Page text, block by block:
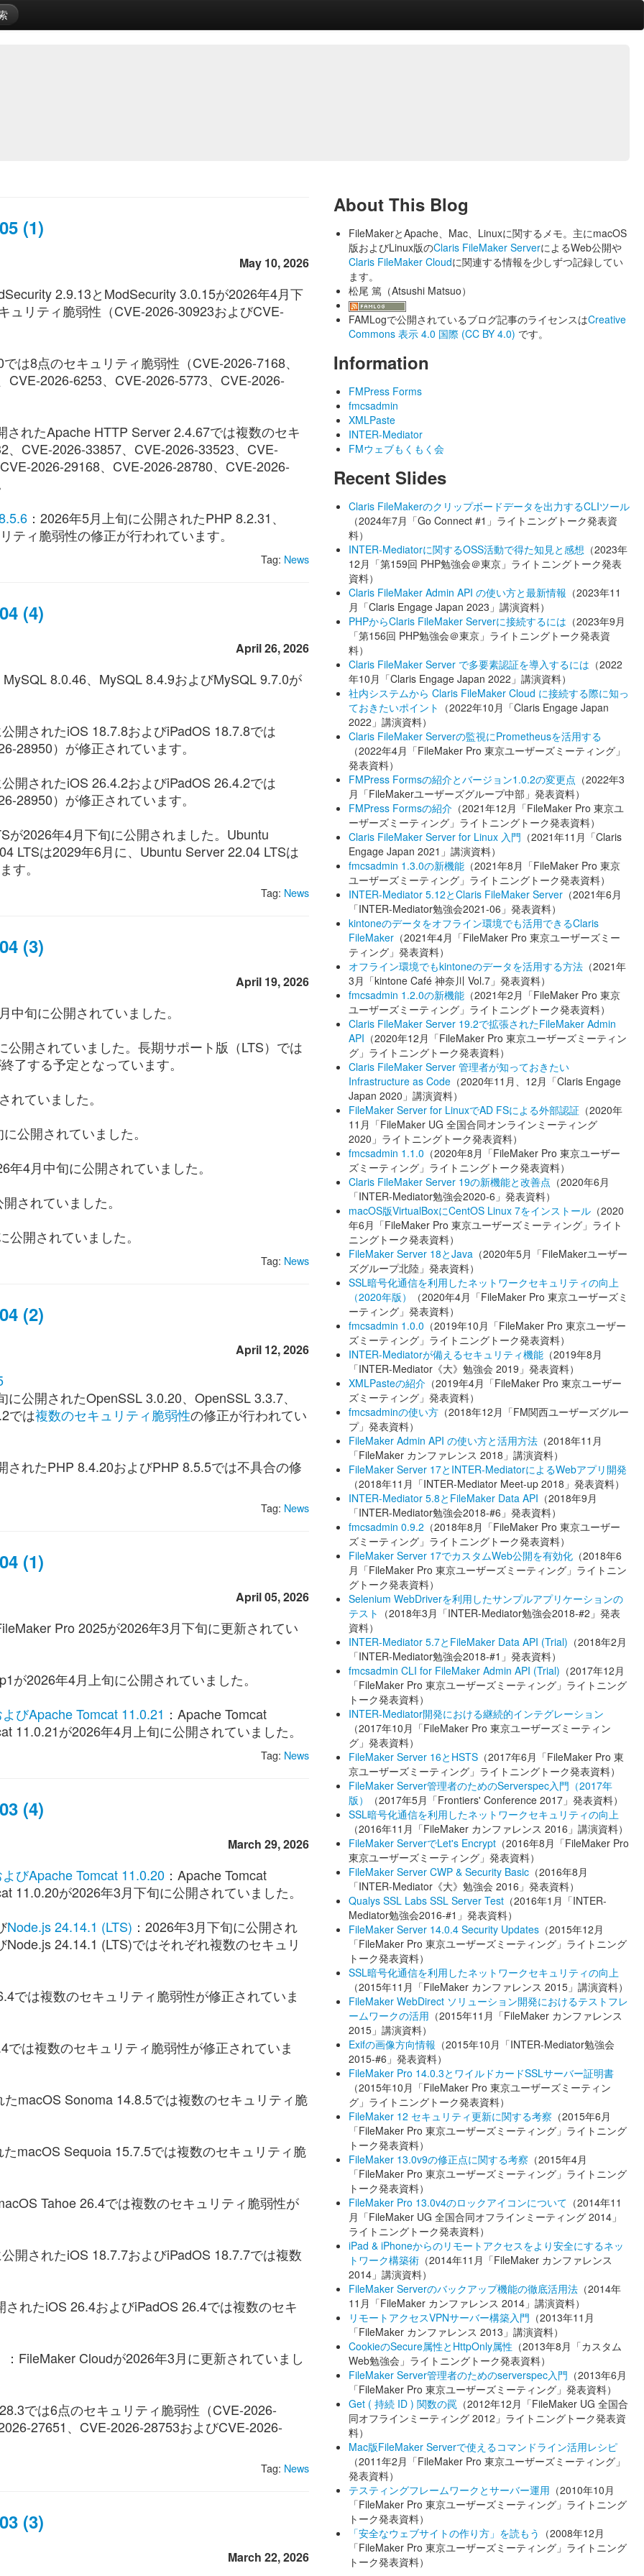
(1)
May 10, 2026
2.9.13とModSecurity 3.0.15が2026年4月下
ュリティ脆弱性（CVE-2026-30923およびCVE-
は8点のセキュリティ脆弱性（CVE-2026-7168、
2026-6253、CVE-2026-5773、CVE-2026-
されたApache HTTP Server 2.4.67では複数のセキ
CVE-2026-33857、CVE-2026-33523、CVE-
2026-29168、CVE-2026-28780、CVE-2026-
：2026年5月上旬に公開されたPHP 8.2.31、
ィ脆弱性の修正が行われています。
Tag: News
(4)
April 26, 2026
MySQL 8.0.46、MySQL 8.4.9およびMySQL 9.7.0が
開されたiOS 18.7.8およびiPadOS 18.7.8では
28950）が修正されています。
開されたiOS 26.4.2およびiPadOS 26.4.2では
28950）が修正されています。
が2026年4月下旬に公開されました。Ubuntu
LTSは2029年6月に、Ubuntu Server 22.04 LTSは
す。
Tag: News
(3)
April 19, 2026
中旬に公開されていました。
開されていました。長期サポート版（LTS）では
了する予定となっています。
れていました。
公開されていました。
4月中旬に公開されていました。
されていました。
開されていました。
Tag: News
(2)
April 12, 2026
に公開されたOpenSSL 3.0.20、OpenSSL 3.3.7、
では複数のセキュリティ脆弱性の修正が行われてい
されたPHP 8.4.20およびPHP 8.5.5では不具合の修
Tag: News
(1)
April 05, 2026
Pro 2025が2026年3月下旬に更新されてい
が2026年4月上旬に公開されていました。
びApache Tomcat 11.0.21 ：Apache Tomcat
11.0.21が2026年4月上旬に公開されていました。
Tag: News
(4)
March 29, 2026
びApache Tomcat 11.0.20 ：Apache Tomcat
11.0.20が2026年3月下旬に公開されていました。
Node.js 24.14.1 (LTS) ：2026年3月下旬に公開され
24.14.1 (LTS)ではそれぞれ複数のセキュリ
では複数のセキュリティ脆弱性が修正されていま
は複数のセキュリティ脆弱性が修正されていま
macOS Sonoma 14.8.5では複数のセキュリティ脆
macOS Sequoia 15.7.5では複数のセキュリティ脆
Tahoe 26.4では複数のセキュリティ脆弱性が
開されたiOS 18.7.7およびiPadOS 18.7.7では複数
れたiOS 26.4およびiPadOS 26.4では複数のセキ
：FileMaker Cloudが2026年3月に更新されていまし
では6点のセキュリティ脆弱性（CVE-2026-
27651、CVE-2026-28753およびCVE-2026-
Tag: News
(3)
March 22, 2026
About This Blog
FileMakerとApache、Mac、Linuxに関するメモ。主にmacOS
版およびLinux版のClaris FileMaker ServerによるWeb公開や
Claris FileMaker Cloudに関連する情報を少しずつ記録してい
ます。
松尾 篤（Atsushi Matsuo）
FAMLogで公開されているブログ記事のライセンスはCreative
Commons 表示 4.0 国際 (CC BY 4.0) です。
Information
FMPress Forms
fmcsadmin
XMLPaste
INTER-Mediator
FMウェブもくもく会
Recent Slides
Claris FileMakerのクリップボードデータを出力するCLIツール
（2024年7月「Go Connect #1」ライトニングトーク発表資
料）
INTER-Mediatorに関するOSS活動で得た知見と感想 （2023年
12月「第159回 PHP勉強会＠東京」ライトニングトーク発表
資料）
Claris FileMaker Admin API の使い方と最新情報 （2023年11
月「Claris Engage Japan 2023」講演資料）
PHPからClaris FileMaker Serverに接続するには （2023年9月
「第156回 PHP勉強会＠東京」ライトニングトーク発表資
料）
Claris FileMaker Server で多要素認証を導入するには （2022
年10月「Claris Engage Japan 2022」講演資料）
社内システムから Claris FileMaker Cloud に接続する際に知っ
ておきたいポイント （2022年10月「Claris Engage Japan
2022」講演資料）
Claris FileMaker Serverの監視にPrometheusを活用する
（2022年4月「FileMaker Pro 東京ユーザーズミーティング」
発表資料）
FMPress Formsの紹介とバージョン1.0.2の変更点 （2022年3
月「FileMakerユーザーズグループ中部」発表資料）
FMPress Formsの紹介（2021年12月「FileMaker Pro 東京ユ
ーザーズミーティング」ライトニングトーク発表資料）
Claris FileMaker Server for Linux 入門 （2021年11月「Claris
Engage Japan 2021」講演資料）
fmcsadmin 1.3.0の新機能（2021年8月「FileMaker Pro 東京
ユーザーズミーティング」ライトニングトーク発表資料）
INTER-Mediator 5.12とClaris FileMaker Server（2021年6月
「INTER-Mediator勉強会2021-06」発表資料）
kintoneのデータをオフライン環境でも活用できるClaris
FileMaker（2021年4月「FileMaker Pro 東京ユーザーズミー
ティング」発表資料）
オフライン環境でもkintoneのデータを活用する方法（2021年
3月「kintone Café 神奈川 Vol.7」発表資料）
fmcsadmin 1.2.0の新機能（2021年2月「FileMaker Pro 東京
ユーザーズミーティング」ライトニングトーク発表資料）
Claris FileMaker Server 19.2で拡張されたFileMaker Admin
API （2020年12月「FileMaker Pro 東京ユーザーズミーティン
グ」ライトニングトーク発表資料）
Claris FileMaker Server 管理者が知っておきたい
Infrastructure as Code（2020年11月、12月「Claris Engage
Japan 2020」講演資料）
FileMaker Server for LinuxでAD FSによる外部認証（2020年
11月「FileMaker UG 全国合同オンラインミーティング
2020」ライトニングトーク発表資料）
fmcsadmin 1.1.0 （2020年8月「FileMaker Pro 東京ユーザー
ズミーティング」ライトニングトーク発表資料）
Claris FileMaker Server 19の新機能と改善点 （2020年6月
「INTER-Mediator勉強会2020-6」発表資料）
macOS版VirtualBoxにCentOS Linux 7をインストール（2020
年6月「FileMaker Pro 東京ユーザーズミーティング」ライト
ニングトーク発表資料）
FileMaker Server 18とJava（2020年5月「FileMakerユーザー
ズグループ北陸」発表資料）
SSL暗号化通信を利用したネットワークセキュリティの向上
（2020年版）
（2020年4月「FileMaker Pro 東京ユーザーズミ
ーティング」発表資料）
fmcsadmin 1.0.0 （2019年10月「FileMaker Pro 東京ユーザー
ズミーティング」ライトニングトーク発表資料）
INTER-Mediatorが備えるセキュリティ機能（2019年8月
「INTER-Mediator《大》勉強会 2019」発表資料）
XMLPasteの紹介（2019年4月「FileMaker Pro 東京ユーザー
ズミーティング」発表資料）
fmcsadminの使い方（2018年12月「FM関西ユーザーズグルー
プ」発表資料）
FileMaker Admin API の使い方と活用方法（2018年11月
「FileMaker カンファレンス 2018」講演資料）
FileMaker Server 17とINTER-MediatorによるWebアプリ開発
（2018年11月「INTER-Mediator Meet-up 2018」発表資料）
INTER-Mediator 5.8とFileMaker Data API （2018年9月
「INTER-Mediator勉強会2018-#6」発表資料）
fmcsadmin 0.9.2 （2018年8月「FileMaker Pro 東京ユーザー
ズミーティング」ライトニングトーク発表資料）
FileMaker Server 17でカスタムWeb公開を有効化（2018年6
月「FileMaker Pro 東京ユーザーズミーティング」ライトニン
グトーク発表資料）
Selenium WebDriverを利用したサンプルアプリケーションの
テスト （2018年3月「INTER-Mediator勉強会2018-#2」発表
資料）
INTER-Mediator 5.7とFileMaker Data API (Trial) （2018年2月
「INTER-Mediator勉強会2018-#1」発表資料）
fmcsadmin CLI for FileMaker Admin API (Trial) （2017年12月
「FileMaker Pro 東京ユーザーズミーティング」ライトニング
トーク発表資料）
INTER-Mediator開発における継続的インテグレーション
（2017年10月「FileMaker Pro 東京ユーザーズミーティン
グ」発表資料）
FileMaker Server 16とHSTS（2017年6月「FileMaker Pro 東
京ユーザーズミーティング」ライトニングトーク発表資料）
FileMaker Server管理者のためのServerspec入門（2017年
版）
（2017年5月「Frontiers' Conference 2017」発表資料）
SSL暗号化通信を利用したネットワークセキュリティの向上
（2016年11月「FileMaker カンファレンス 2016」講演資料）
FileMaker ServerでLet's Encrypt（2016年8月「FileMaker Pro
東京ユーザーズミーティング」発表資料）
FileMaker Server CWP & Security Basic（2016年8月
「INTER-Mediator《大》勉強会 2016」発表資料）
Qualys SSL Labs SSL Server Test（2016年1月「INTER-
Mediator勉強会2016-#1」発表資料）
FileMaker Server 14.0.4 Security Updates（2015年12月
「FileMaker Pro 東京ユーザーズミーティング」ライトニング
トーク発表資料）
SSL暗号化通信を利用したネットワークセキュリティの向上
（2015年11月「FileMaker カンファレンス 2015」講演資料）
FileMaker WebDirect ソリューション開発におけるテストフレ
ームワークの活用 （2015年11月「FileMaker カンファレンス
2015」講演資料）
Exifの画像方向情報 （2015年10月「INTER-Mediator勉強会
2015-#6」発表資料）
FileMaker Pro 14.0.3とワイルドカードSSLサーバー証明書
（2015年10月「FileMaker Pro 東京ユーザーズミーティン
グ」ライトニングトーク発表資料）
FileMaker 12 セキュリティ更新に関する考察 （2015年6月
「FileMaker Pro 東京ユーザーズミーティング」ライトニング
トーク発表資料）
FileMaker 13.0v9の修正点に関する考察 （2015年4月
「FileMaker Pro 東京ユーザーズミーティング」ライトニング
トーク発表資料）
FileMaker Pro 13.0v4のロックアイコンについて （2014年11
月「FileMaker UG 全国合同オフラインミーティング 2014」
ライトニングトーク発表資料）
iPad & iPhoneからのリモートアクセスをより安全にするネッ
トワーク構築術（2014年11月「FileMaker カンファレンス
2014」講演資料）
FileMaker Serverのバックアップ機能の徹底活用法（2014年
11月「FileMaker カンファレンス 2014」講演資料）
リモートアクセスVPNサーバー構築入門 （2013年11月
「FileMaker カンファレンス 2013」講演資料）
CookieのSecure属性とHttpOnly属性 （2013年8月「カスタム
Web勉強会」ライトニングトーク発表資料）
FileMaker Server管理者のためのserverspec入門 （2013年6月
「FileMaker Pro 東京ユーザーズミーティング」発表資料）
Get ( 持続 ID ) 関数の罠（2012年12月「FileMaker UG 全国合
同オフラインミーティング 2012」ライトニングトーク発表資
料）
Mac版FileMaker Serverで使えるコマンドライン活用レシピ
（2011年2月「FileMaker Pro 東京ユーザーズミーティング」
発表資料）
テスティングフレームワークとサーバー運用 （2010年10月
「FileMaker Pro 東京ユーザーズミーティング」ライトニング
トーク発表資料）
「安全なウェブサイトの作り方」を読もう （2008年12月
「FileMaker Pro 東京ユーザーズミーティング」ライトニング
トーク発表資料）